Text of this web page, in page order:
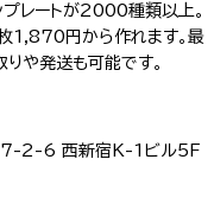
プレートが2000種類以上。
1,870円から作れます。最
や発送も可能です。
7-2-6 西新宿K-1ビル5F